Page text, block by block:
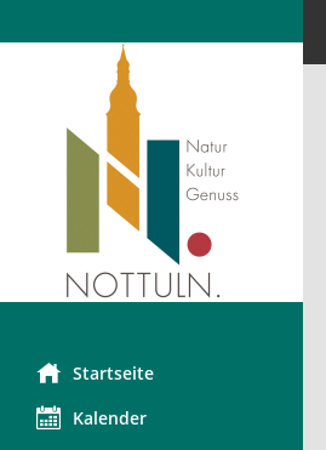
Startseite
Kalender